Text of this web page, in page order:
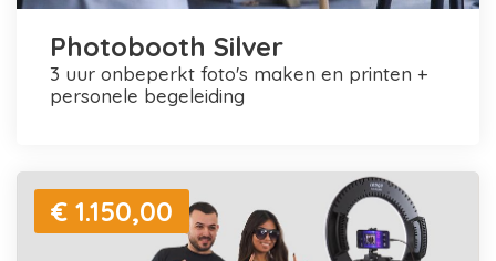
Photobooth Silver
3 uur onbeperkt foto's maken en printen +
personele begeleiding
€ 1.150,00